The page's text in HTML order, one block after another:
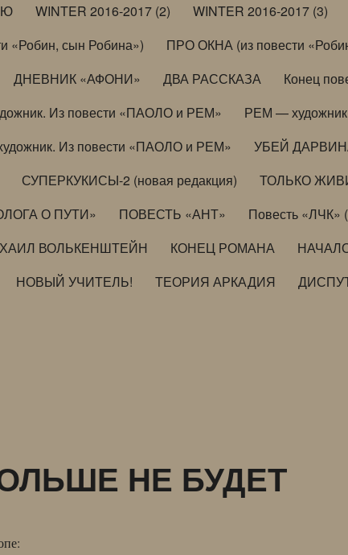
WINTER 2016-2017 (2) WINTER 2016-2017 (3)
сын Робина»)
ПРО ОКНА (из повести
ДНЕВНИК «АФОНИ» ДВА РАССКАЗА Конец
Из повести «ПАОЛО и РЕМ»
РЕМ —
Из повести «ПАОЛО и РЕМ» УБЕЙ
СУПЕРКУКИСЫ-2 (новая редакция) ТОЛЬКО
О ПУТИ» ПОВЕСТЬ «АНТ»
Повесть «ЛЧК»
ВОЛЬКЕНШТЕЙН КОНЕЦ РОМАНА
НОВЫЙ УЧИТЕЛЬ! ТЕОРИЯ АРКАДИЯ ДИСПУТ
НЕ БУДЕТ